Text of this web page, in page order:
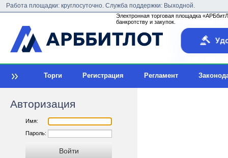
Работа площадки: круглосуточно. Служба поддержки: Выходной.
Электронная торговая площадка
банкротству и закупок.
Торги Регистрация Регламент
Авторизация
Имя:
Пароль: